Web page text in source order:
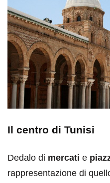
Il centro di Tunisi
Dedalo di mercati e
rappresentazione di